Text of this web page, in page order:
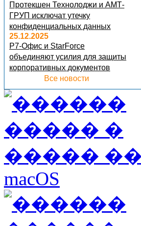
Протекшен Технолоджи и АМТ-
ГРУП исключат утечку
конфиденциальных данных
25.12.2025
Р7-Офис и StarForce
объединяют усилия для защиты
корпоративных документов
Все новости